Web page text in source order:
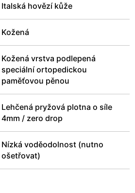
Italská hovězí kůže
Kožená
Kožená vrstva podlepená
speciální ortopedickou
paměťovou pěnou
Lehčená pryžová plotna o síle
4mm / zero drop
Nízká voděodolnost (nutno
ošetřovat)